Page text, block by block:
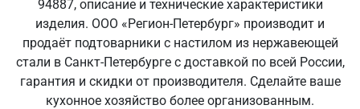
94887, описание и технические характеристики
изделия. ООО «Регион-Петербург» производит и
продаёт подтоварники с настилом из нержавеющей
стали в Санкт‑Петербурге с доставкой по всей России,
гарантия и скидки от производителя. Сделайте ваше
кухонное хозяйство более организованным.